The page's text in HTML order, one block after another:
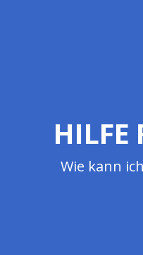
HILFE
Wie kann